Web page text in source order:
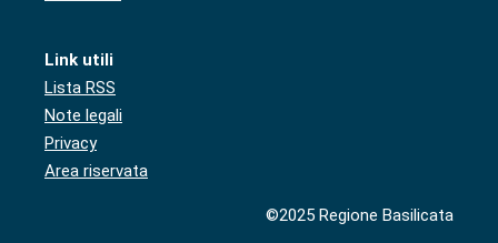
Link utili
Lista RSS
Note legali
Privacy
Area riservata
©2025 Regione Basilicata